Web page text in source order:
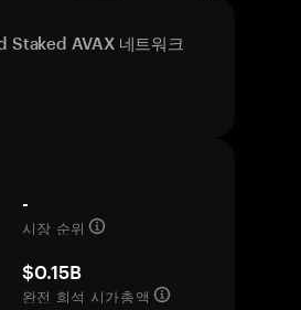
Staked AVAX 네트워크
-
시장 순위
$0.15B
완전 희석 시가총액